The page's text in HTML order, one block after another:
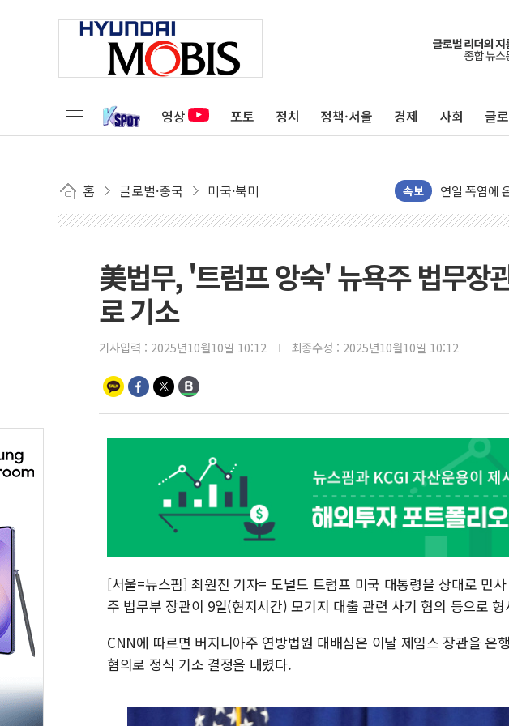
영상 포토 정치 정책·서울 경제 사회 글
홈 글로벌·중국 미국·북미 속보
李대통령,
동해중부 전
中 전방위 아
인제 용대리
강원 중·남
청양 밭에서
오세훈 "용산
10월 보완
한상협, 업계
민주당, 오늘
뉴욕증시, 고
트럼프, 쿡
유럽증시, 美
美법무, '트럼프 앙숙' 뉴욕주 법무장
로 기소
기사입력 : 2025년10월10일 10:12 최종수정 : 2025년10월10일 10:12
[서울=뉴스핌] 최원진 기자= 도널드 트럼프 미국 대통령을 상대로 민
주 법무부 장관이 9일(현지시간) 모기지 대출 관련 사기 혐의 등으로
CNN에 따르면 버지니아주 연방법원 대배심은 이날 제임스 장관을 은
혐의로 정식 기소 결정을 내렸다.